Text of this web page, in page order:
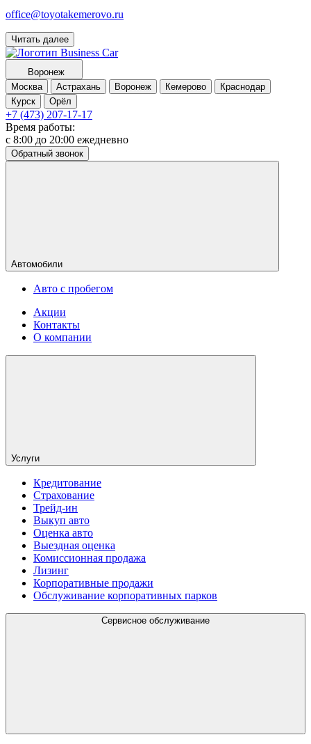
office@toyotakemerovo.ru
Читать далее
Воронеж
Москва
Астрахань Воронеж Кемерово
Краснодар
Курск
Орёл
+7 (473) 207-17-17
Время работы:
с 8:00 до 20:00 ежедневно
Обратный звонок
Автомобили
Авто с пробегом
Акции
Контакты
О компании
Услуги
Кредитование
Страхование
Трейд-ин
Выкуп авто
Оценка авто
Выездная оценка
Комиссионная продажа
Лизинг
Корпоративные продажи
Обслуживание корпоративных парков
Сервисное обслуживание